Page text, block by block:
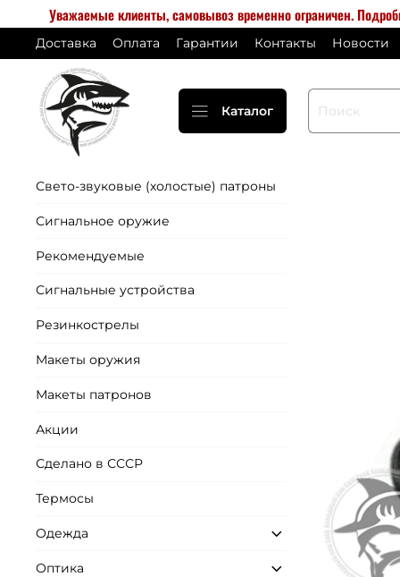
Уважаемые клиенты, самовывоз временно ограничен.
Доставка Оплата Гарантии Контакты Новости
Каталог
Свето-звуковые (холостые) патроны
Сигнальное оружие
Рекомендуемые
Сигнальные устройства
Резинкострелы
Макеты оружия
Макеты патронов
Акции
Сделано в СССР
Термосы
Одежда
Оптика